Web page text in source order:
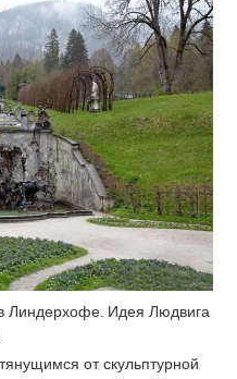
Линдерхофе. Идея Людвига
от скульптурной